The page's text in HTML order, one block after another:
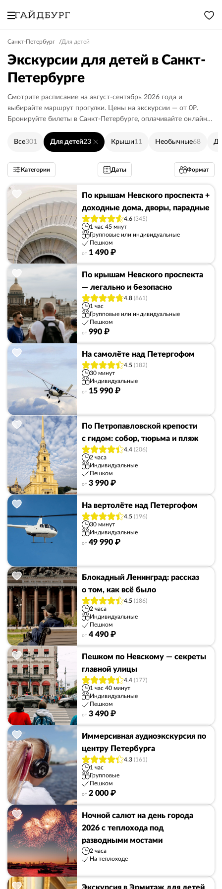
Санкт-Петербург Для детей
Экскурсии для детей в Санкт-
Петербурге
Смотрите расписание на август-сентябрь 2026 года и
выбирайте маршрут прогулки. Цены на экскурсии — от 0₽.
Бронируйте билеты в Санкт-Петербурге, оплачивайте онлайн
Все301 Для детей23 Крыши11 Необычные68
Категории Даты Формат
По крышам Невского проспекта +
доходные дома, дворы, парадные
4.6 (345)
1 час 45 мнут
Групповые или индивидуальные
Пешком
от 1 490 ₽
По крышам Невского проспекта
— легально и безопасно
4.8 (861)
1 час
Групповые или индивидуальные
Пешком
от 990 ₽
На самолёте над Петергофом
4.5 (182)
30 минут
Индивидуальные
от 15 990 ₽
По Петропавловской крепости
с гидом: собор, тюрьма и пляж
4.4 (206)
2 часа
Индивидуальные
Пешком
от 3 990 ₽
На вертолёте над Петергофом
4.5 (196)
30 минут
Индивидуальные
от 49 990 ₽
Блокадный Ленинград: рассказ
о том, как всё было
4.5 (186)
2 часа
Индивидуальные
Пешком
от 4 490 ₽
Пешком по Невскому — секреты
главной улицы
4.4 (177)
1 час 40 минут
Индивидуальные
Пешком
от 3 490 ₽
Иммерсивная аудиоэкскурсия по
центру Петербурга
4.3 (161)
1 час
Групповые
Пешком
от 2 000 ₽
Ночной салют на день города
2026 с теплохода под
разводными мостами
2 часа
На теплоходе